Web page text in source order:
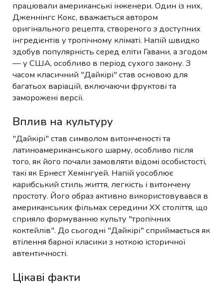
працювали американські інженери. Один із них,
Дженнінгс Кокс, вважається автором
оригінального рецепта, створеного з доступних
інгредієнтів у тропічному кліматі. Напій швидко
здобув популярність серед еліти Гавани, а згодом
— у США, особливо в період сухого закону. З
часом класичний "Дайкірі" став основою для
багатьох варіацій, включаючи фруктові та
заморожені версії.
Вплив на культуру
"Дайкірі" став символом витонченості та
латиноамериканського шарму, особливо після
того, як його почали замовляти відомі особистості,
такі як Ернест Хемінгуей. Напій уособлює
карибський стиль життя, легкість і витончену
простоту. Його образ активно використовувався в
американських фільмах середини XX століття, що
сприяло формуванню культу "тропічних
коктейлів". До сьогодні "Дайкірі" сприймається як
втілення барної класики з ноткою історичної
автентичності.
Цікаві факти